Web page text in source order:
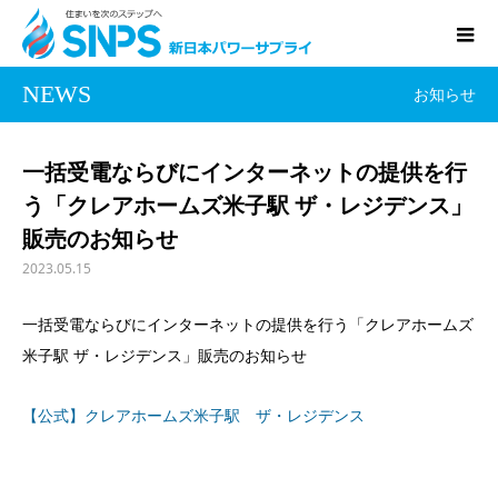
NEWS お知らせ
一括受電ならびにインターネットの提供を行
う「クレアホームズ米子駅 ザ・レジデンス」
販売のお知らせ
2023.05.15
一括受電ならびにインターネットの提供を行う「クレアホームズ
米子駅 ザ・レジデンス」販売のお知らせ
【公式】クレアホームズ米子駅 ザ・レジデンス